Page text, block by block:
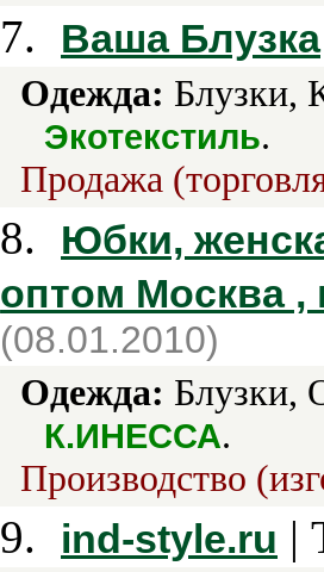
7. Ваша Блузка
Одежда: Блузки,
Экотекстиль.
Продажа
8.
Юбки,
оптом Москва
(08.01.2010)
Одежда: Блузки,
К.ИНЕССА.
Производство
9. ind-style.ru |